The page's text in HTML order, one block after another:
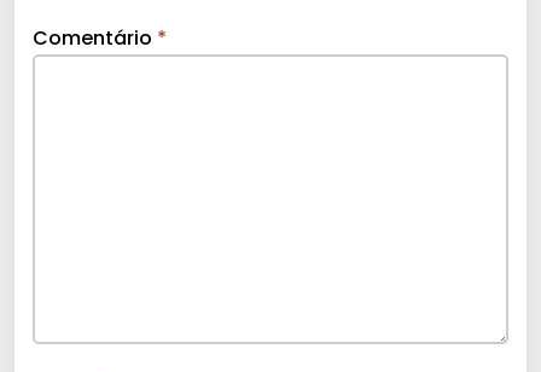
Comentário *